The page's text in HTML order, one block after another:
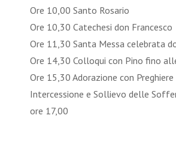
Ore 10,00 Santo Rosario
Ore 10,30 Catechesi don Francesco
Ore 11,30 Santa Messa celebrata
Ore 14,30 Colloqui con Pino fino
Ore 15,30 Adorazione con Preghiere
Intercessione e Sollievo delle
ore 17,00